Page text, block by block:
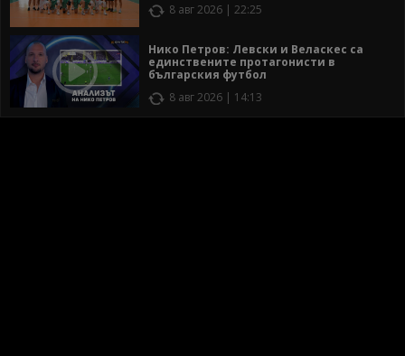
8 авг 2026 | 22:25
Нико Петров: Левски и Веласкес са
единствените протагонисти в
българския футбол
8 авг 2026 | 14:13